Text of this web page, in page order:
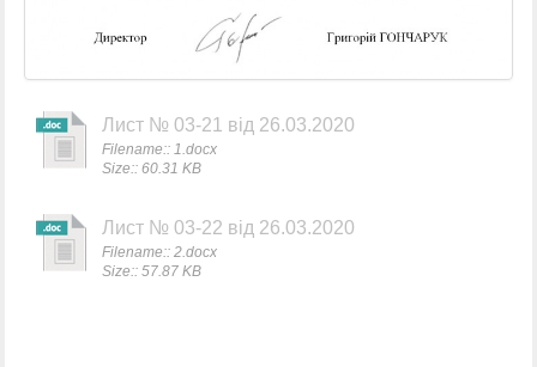
Лист № 03-21 від 26.03.2020
Filename:: 1.docx
Size:: 60.31 KB
Лист № 03-22 від 26.03.2020
Filename:: 2.docx
Size:: 57.87 KB